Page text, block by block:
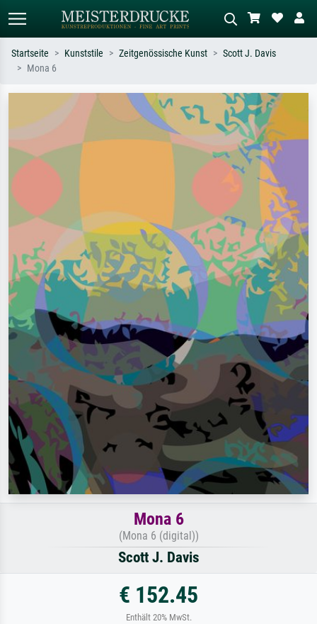
Suchen Sie nach Künstlern, Werktiteln
oder Stilen – z.B. Monet,
Sternennacht, Impressionismus, Welle
Hokusai, Akt.
Beschreiben Sie die Szene – z.B. Grüne
Wiese, Abstrakt mit viel Rot, Dunkles
Ölgemälde, Stehender Akt neben einem
Baum.
Startseite Kunststile Zeitgenössische Kunst
Scott J. Davis
Mona 6
Mona 6
(Mona 6 (digital))
Scott J. Davis
€ 152.45
Enthält 20% MwSt.